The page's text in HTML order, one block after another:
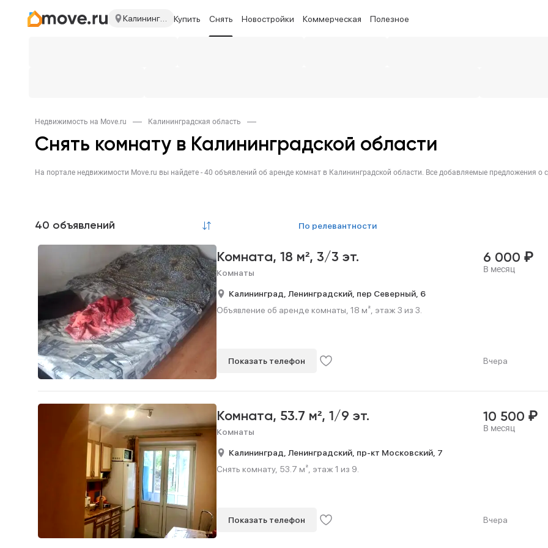
Калининградская область Купить Снять Новостройки Коммерческая Полезное
Недвижимость на Move.ru Калининградская область
Снять комнату в Калининградской области
40 объявлений по релевантности
Комната, 18 м², 3/3 эт.
Комнаты
6 000 ₽
В месяц
Калининград, Ленинградский, пер Северный, 6
Объявление об аренде комнаты, 18 м², этаж 3 из 3.
Показать телефон Вчера
Комната, 53.7 м², 1/9 эт.
Комнаты
10 500 ₽
В месяц
Калининград, Ленинградский, пр-кт Московский, 7
Снять комнату, 53.7 м², этаж 1 из 9.
Показать телефон Вчера